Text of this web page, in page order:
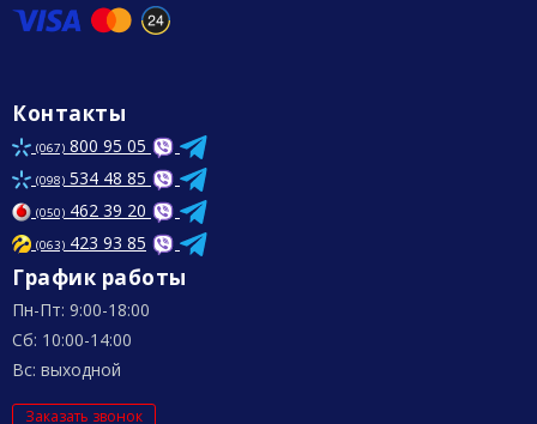
Контакты
(067) 800 95 05
(098) 534 48 85
(050) 462 39 20
(063) 423 93 85
График работы
Пн-Пт: 9:00-18:00
Сб: 10:00-14:00
Вс: выходной
Заказать звонок